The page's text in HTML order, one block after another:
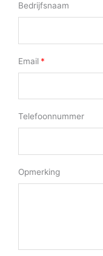
Bedrijfsnaam
Email
Telefoonnummer
Opmerking